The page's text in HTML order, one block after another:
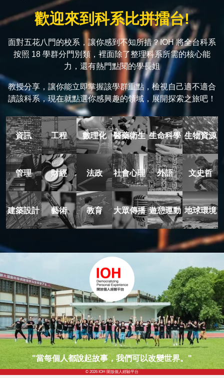
歡迎來到科系比拼擂台!
面對五花八門的校系，讓你感到不知所措？IOH 將全台科系
按照 18 學群分門別類，裡面除了整理科系所需的核心能
力，還有熱門點閱的學長姐
教授分享，讓你能立即掌握該學群重點，檢視自己適不適合
讀該科系，現在就點選你感興趣的領域，展開探索之旅吧！
資訊 工程 數理化 醫藥衛生 生命科學 生物資源
管理 財經 法政 社會心理 外語 文史哲
建築設計 藝術 教育 大眾傳播 遊憩運動 地球環境
"當每個人都說起故事，我們可以改變世界。"
© 2026 IOH 開放個人經驗平台